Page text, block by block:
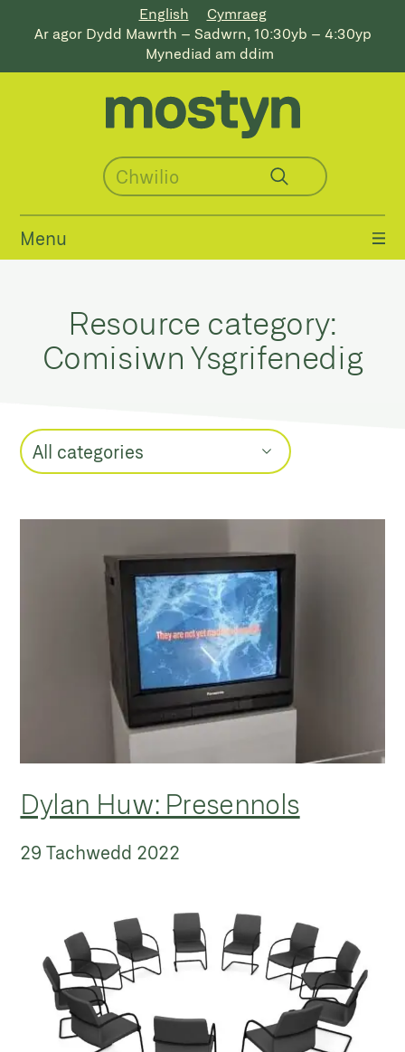
English
Cymraeg
Ar agor Dydd Mawrth – Sadwrn, 10:30yb – 4:30yp
Mynediad am ddim
Menu
Resource category:
Comisiwn Ysgrifenedig
Dylan Huw: Presennols
29 Tachwedd 2022